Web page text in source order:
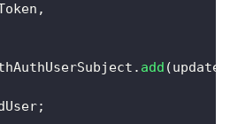
,
. add (
;